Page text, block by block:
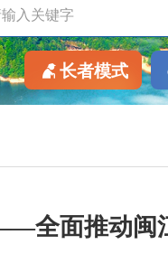
长者模式
全面推动